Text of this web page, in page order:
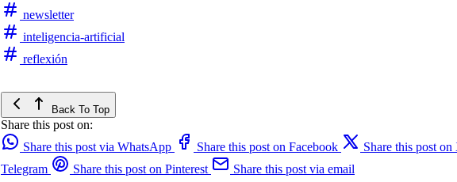
newsletter
inteligencia-artificial
reflexión
Back To Top
Share this post on:
Share this post via WhatsApp
Share this post on Facebook Share this post on
Telegram
Share this post on Pinterest Share this post via email